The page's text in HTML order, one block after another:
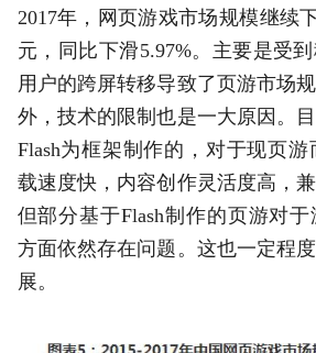
2017年，网页游戏市场规模继续
元，同比下滑5.97%。主要是受
用户的跨屏转移导致了页游市场
外，技术的限制也是一大原因。
Flash为框架制作的，对于现页游
载速度快，内容创作灵活度高，
但部分基于Flash制作的页游对
方面依然存在问题。这也一定程
展。